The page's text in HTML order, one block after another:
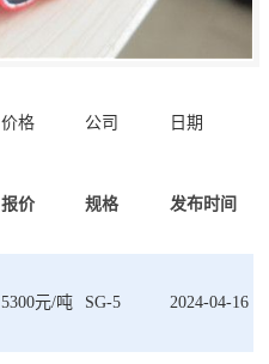
价格 公司 日期
报价 规格 发布时间
5300元/吨 SG-5 2024-04-16